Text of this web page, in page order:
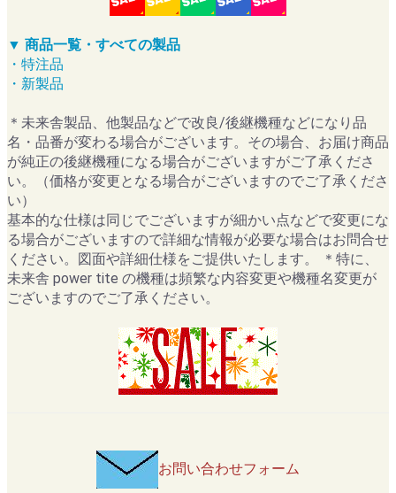
▼ 商品一覧・すべての製品
・特注品
・新製品
＊未来舎製品、他製品などで改良/後継機種などになり品
名・品番が変わる場合がございます。その場合、お届け商品
が純正の後継機種になる場合がございますがご了承くださ
い。（価格が変更となる場合がございますのでご了承くださ
い）
基本的な仕様は同じでございますが細かい点などで変更にな
る場合がございますので詳細な情報が必要な場合はお問合せ
ください。図面や詳細仕様をご提供いたします。 ＊特に、
未来舎 power tite の機種は頻繁な内容変更や機種名変更が
ございますのでご了承ください。
お問い合わせフォーム